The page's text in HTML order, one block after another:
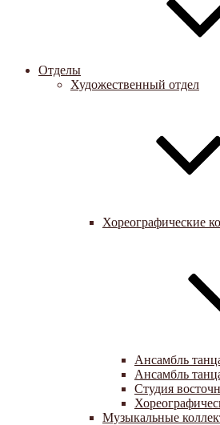
Отделы
Художественный отдел
Хореографические
Ансамбль
Ансамбль
Студия
Музыкальные